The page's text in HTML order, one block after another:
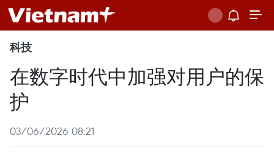
科技
在数字时代中加强对用户的保
护
03/06/2026 08:21